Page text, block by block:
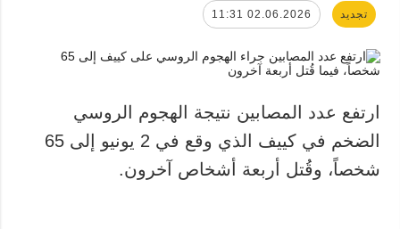
تجديد 02.06.2026 11:31
ارتفع عدد المصابين نتيجة الهجوم الروسي
الضخم في كييف الذي وقع في 2 يونيو إلى 65
شخصاً، وقُتل أربعة أشخاص آخرون.